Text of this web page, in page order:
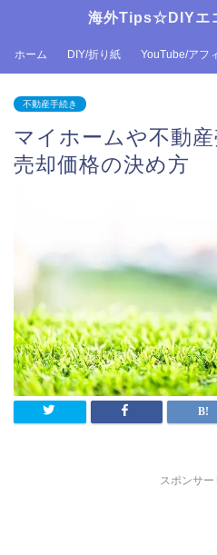
海外Tips☆DIYエ
ホーム DIY/折り紙 YouTube/アフ
不動産手続き
マイホームや不動
売却価格の決め方
スポンサー